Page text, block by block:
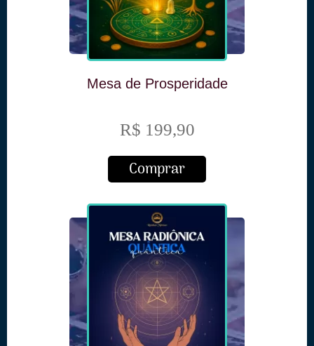
Mesa de Prosperidade
R$ 199,90
Comprar